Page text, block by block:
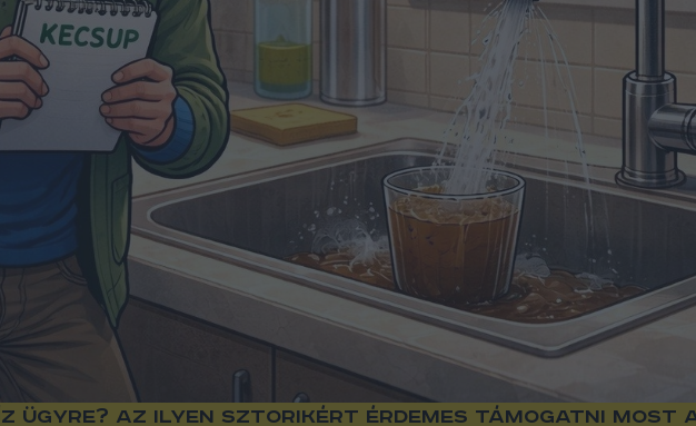
ügyre? Az ilyen sztorikért érdemes támogatni most